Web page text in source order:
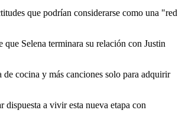
que podrían considerarse como una "red
Selena terminara su relación con Justin
cocina y más canciones solo para adquirir
dispuesta a vivir esta nueva etapa con